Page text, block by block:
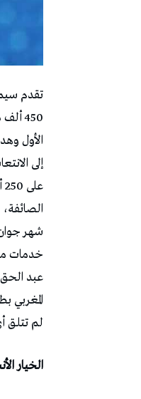
تقدم
450
الأول
إلى
شهر جوان
خدمات
عبد الحق
المغربي
لم تتلق
الخيار